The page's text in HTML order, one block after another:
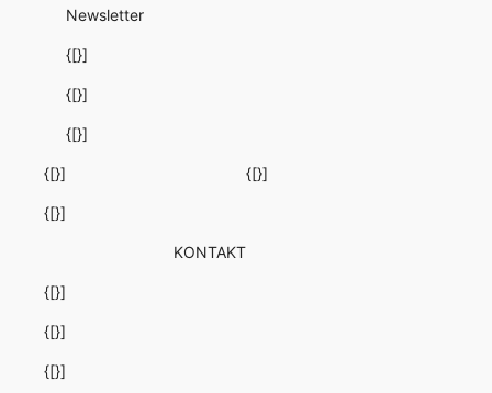
Newsletter
{[}]
{[}]
{[}]
{[}]
{[}]
KONTAKT
{[}]
{[}]
{[}]
{[}]